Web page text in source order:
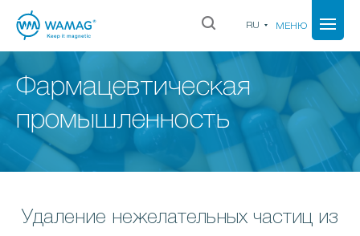
RU МЕНЮ
Фармацевтическая
промышленность
Удаление нежелательных частиц из